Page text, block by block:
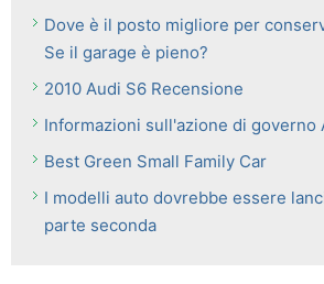
Dove è il posto migliore per
Se il garage è pieno?
2010 Audi S6 Recensione
Informazioni sull'azione di governo
Best Green Small Family Car
I modelli auto dovrebbe essere
parte seconda